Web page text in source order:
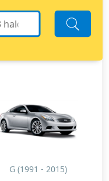
G (1991 - 2015)